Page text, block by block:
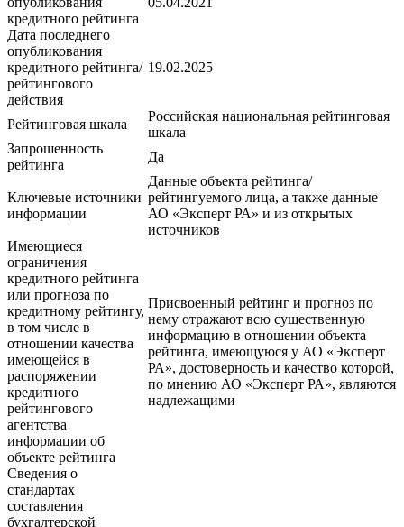
кредитного рейтинга
Дата последнего
опубликования
кредитного рейтинга/
рейтингового
действия
19.02.2025
Рейтинговая шкала
Российская национальная рейтинговая
шкала
Запрошенность
рейтинга
Да
Ключевые источники
информации
Данные объекта рейтинга/
рейтингуемого лица, а также данные
АО «Эксперт РА» и из открытых
источников
Имеющиеся
ограничения
кредитного рейтинга
или прогноза по
кредитному рейтингу,
в том числе в
отношении качества
имеющейся в
распоряжении
кредитного
рейтингового
агентства
информации об
объекте рейтинга
Присвоенный рейтинг и прогноз по
нему отражают всю существенную
информацию в отношении объекта
рейтинга, имеющуюся у АО «Эксперт
РА», достоверность и качество которой,
по мнению АО «Эксперт РА», являются
надлежащими
Сведения о
стандартах
составления
бухгалтерской